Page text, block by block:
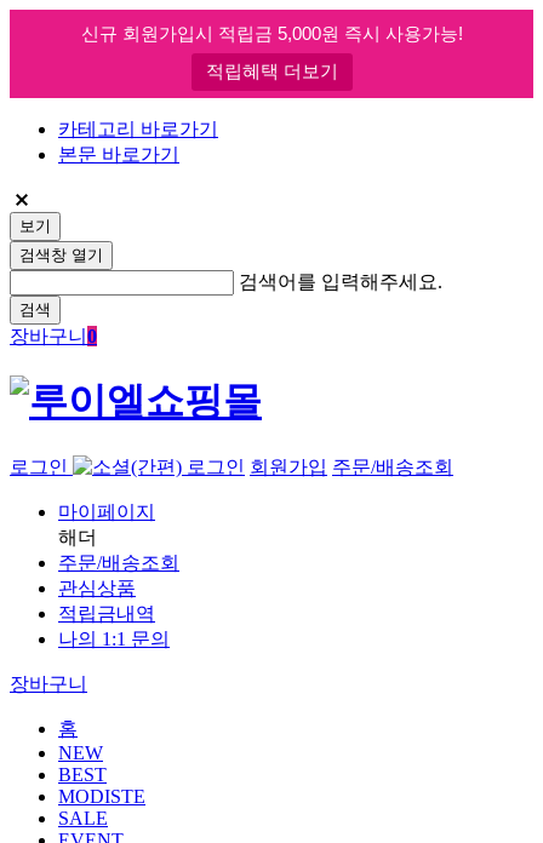
신규 회원가입시 적립금 5,000원 즉시 사용가능!
적립혜택 더보기
카테고리 바로가기
본문 바로가기
보기
검색창 열기
검색어를 입력해주세요.
검색
장바구니 0
로그인 회원가입 주문/배송조회
마이페이지
해더
주문/배송조회
관심상품
적립금내역
나의 1:1 문의
장바구니
홈
NEW
BEST
MODISTE
SALE